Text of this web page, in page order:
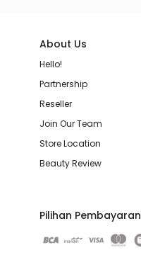
About Us
Hello!
Partnership
Reseller
Join Our Team
Store Location
Beauty Review
Pilihan Pembayaran